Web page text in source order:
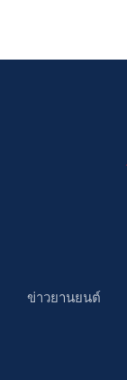
ข่าวยานยนต์